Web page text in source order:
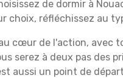
de dormir à
choix, réfléchissez au
cœur de l'action, avec
serez à deux pas des
aussi un point de